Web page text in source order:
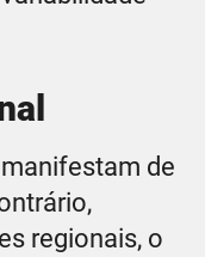
de
regionais, o